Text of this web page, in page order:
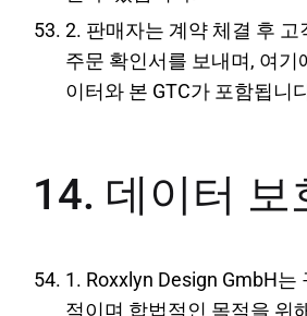
2. 판매자는 계약 체결 후 고
주문 확인서를 보내며, 여기
이터와 본 GTC가 포함됩니
14. 데이터 보
1. Roxxlyn Design GmbH는
적이며 합법적인 목적을 위